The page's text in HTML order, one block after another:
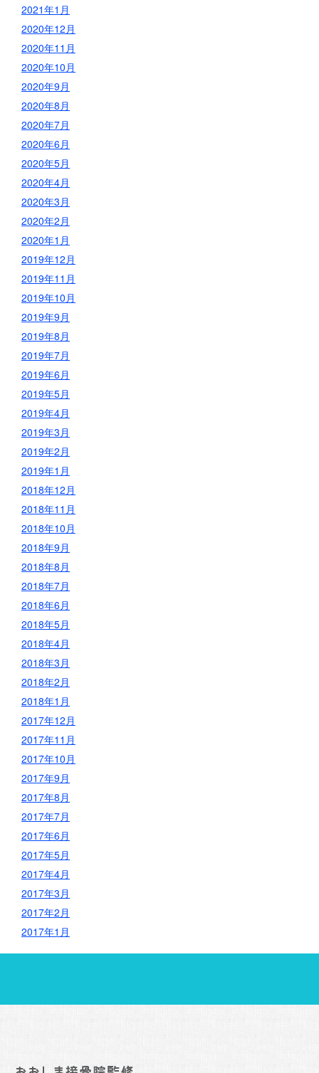
2021年1月
2020年12月
2020年11月
2020年10月
2020年9月
2020年8月
2020年7月
2020年6月
2020年5月
2020年4月
2020年3月
2020年2月
2020年1月
2019年12月
2019年11月
2019年10月
2019年9月
2019年8月
2019年7月
2019年6月
2019年5月
2019年4月
2019年3月
2019年2月
2019年1月
2018年12月
2018年11月
2018年10月
2018年9月
2018年8月
2018年7月
2018年6月
2018年5月
2018年4月
2018年3月
2018年2月
2018年1月
2017年12月
2017年11月
2017年10月
2017年9月
2017年8月
2017年7月
2017年6月
2017年5月
2017年4月
2017年3月
2017年2月
2017年1月